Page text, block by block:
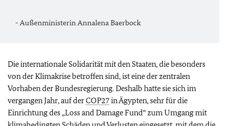
- Außenministerin Annalena Baerbock
Die internationale Solidarität mit den Staaten, die besonders
von der Klimakrise betroffen sind, ist eine der zentralen
Vorhaben der Bundesregierung. Deshalb hatte sie sich im
vergangen Jahr, auf derCOP27in Ägypten, sehr für die
Einrichtung des „Loss and Damage Fund“ zum Umgang mit